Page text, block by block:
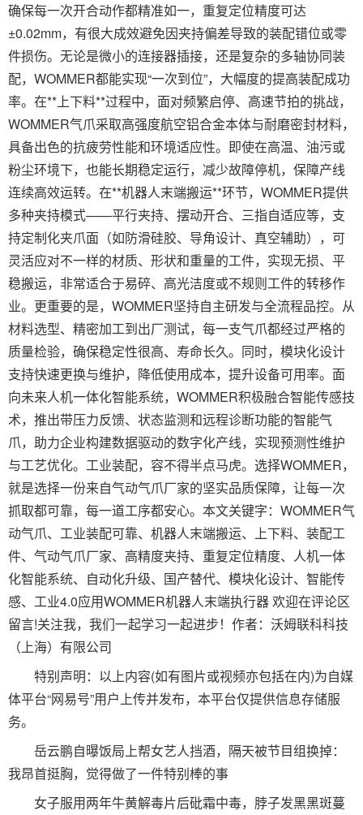
确保每一次开合动作都精准如一，重复定位精度可达
±0.02mm，有很大成效避免因夹持偏差导致的装配错位或零
件损伤。无论是微小的连接器插接，还是复杂的多轴协同装
配，WOMMER都能实现“一次到位”，大幅度的提高装配成功
率。在**上下料**过程中，面对频繁启停、高速节拍的挑战，
WOMMER气爪采取高强度航空铝合金本体与耐磨密封材料，
具备出色的抗疲劳性能和环境适应性。即使在高温、油污或
粉尘环境下，也能长期稳定运行，减少故障停机，保障产线
连续高效运转。在**机器人末端搬运**环节，WOMMER提供
多种夹持模式——平行夹持、摆动开合、三指自适应等，支
持定制化夹爪面（如防滑硅胶、导角设计、真空辅助），可
灵活应对不一样的材质、形状和重量的工件，实现无损、平
稳搬运，非常适合于易碎、高光洁度或不规则工件的转移作
业。更重要的是，WOMMER坚持自主研发与全流程品控。从
材料选型、精密加工到出厂测试，每一支气爪都经过严格的
质量检验，确保稳定性很高、寿命长久。同时，模块化设计
支持快速更换与维护，降低使用成本，提升设备可用率。面
向未来人机一体化智能系统，WOMMER积极融合智能传感技
术，推出带压力反馈、状态监测和远程诊断功能的智能气
爪，助力企业构建数据驱动的数字化产线，实现预测性维护
与工艺优化。工业装配，容不得半点马虎。选择WOMMER，
就是选择一份来自气动气爪厂家的坚实品质保障，让每一次
抓取都可靠，每一道工序都安心。本文关键字：WOMMER气
动气爪、工业装配可靠、机器人末端搬运、上下料、装配工
件、气动气爪厂家、高精度夹持、重复定位精度、人机一体
化智能系统、自动化升级、国产替代、模块化设计、智能传
感、工业4.0应用WOMMER机器人末端执行器 欢迎在评论区
留言!关注我，我们一起学习一起进步！作者：沃姆联科科技
（上海）有限公司
特别声明：以上内容(如有图片或视频亦包括在内)为自媒
体平台“网易号”用户上传并发布，本平台仅提供信息存储服
务。
岳云鹏自曝饭局上帮女艺人挡酒，隔天被节目组换掉：
我昂首挺胸，觉得做了一件特别棒的事
女子服用两年牛黄解毒片后砒霜中毒，脖子发黑黑斑蔓